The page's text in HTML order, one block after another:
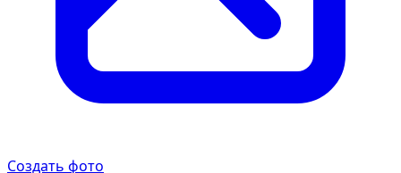
Создать фото